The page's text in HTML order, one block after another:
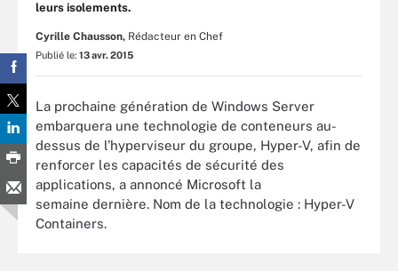
leurs isolements.
Cyrille Chausson, Rédacteur en Chef
Publié le: 13 avr. 2015
La prochaine génération de Windows Server
embarquera une technologie de conteneurs au-
dessus de l’hyperviseur du groupe, Hyper-V, afin de
renforcer les capacités de sécurité des
applications, a annoncé Microsoft la
semaine dernière. Nom de la technologie : Hyper-V
Containers.